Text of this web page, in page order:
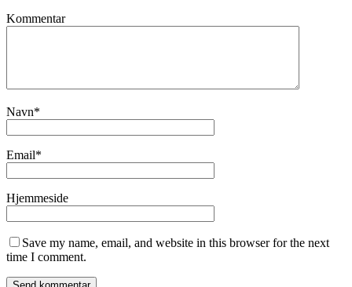
Kommentar
Navn*
Email*
Hjemmeside
Save my name, email, and website in this browser for the next
time I comment.